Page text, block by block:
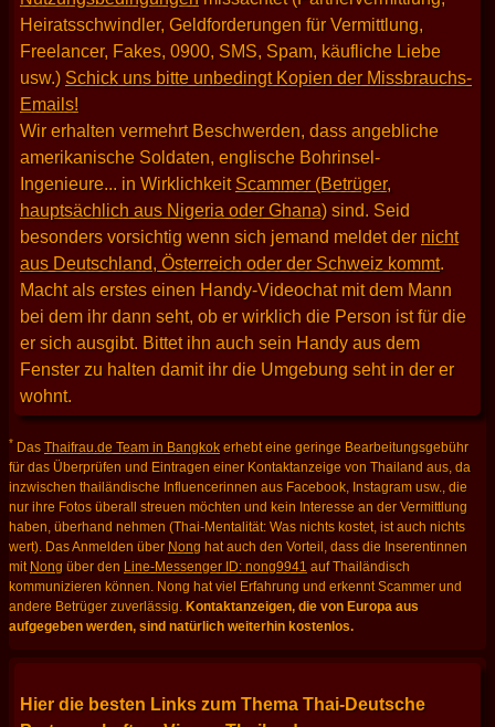
Heiratsschwindler, Geldforderungen für Vermittlung,
Freelancer, Fakes, 0900, SMS, Spam, käufliche Liebe
usw.) Schick uns bitte unbedingt Kopien der Missbrauchs-
Emails!
Wir erhalten vermehrt Beschwerden, dass angebliche
amerikanische Soldaten, englische Bohrinsel-
Ingenieure... in Wirklichkeit Scammer (Betrüger,
hauptsächlich aus Nigeria oder Ghana)sind. Seid
besonders vorsichtig wenn sich jemand meldet der nicht
aus Deutschland, Österreich oder der Schweiz kommt.
Macht als erstes einen Handy-Videochat mit dem Mann
bei dem ihr dann seht, ob er wirklich die Person ist für die
er sich ausgibt. Bittet ihn auch sein Handy aus dem
Fenster zu halten damit ihr die Umgebung seht in der er
wohnt.
* Das Thaifrau.de Team in Bangkok erhebt eine geringe Bearbeitungsgebühr
für das Überprüfen und Eintragen einer Kontaktanzeige von Thailand aus, da
inzwischen thailändische Influencerinnen aus Facebook, Instagram usw., die
nur ihre Fotos überall streuen möchten und kein Interesse an der Vermittlung
haben, überhand nehmen (Thai-Mentalität: Was nichts kostet, ist auch nichts
wert). Das Anmelden über Nong hat auch den Vorteil, dass die Inserentinnen
mit Nong über den Line-Messenger ID: nong9941 auf Thailändisch
kommunizieren können. Nong hat viel Erfahrung und erkennt Scammer und
andere Betrüger zuverlässig. Kontaktanzeigen, die von Europa aus
aufgegeben werden, sind natürlich weiterhin kostenlos.
Hier die besten Links zum Thema Thai-Deutsche